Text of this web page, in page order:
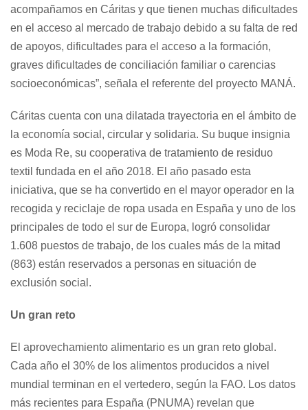
acompañamos en Cáritas y que tienen muchas dificultades
en el acceso al mercado de trabajo debido a su falta de red
de apoyos, dificultades para el acceso a la formación,
graves dificultades de conciliación familiar o carencias
socioeconómicas”, señala el referente del proyecto MANÁ.
Cáritas cuenta con una dilatada trayectoria en el ámbito de
la economía social, circular y solidaria. Su buque insignia
es Moda Re, su cooperativa de tratamiento de residuo
textil fundada en el año 2018. El año pasado esta
iniciativa, que se ha convertido en el mayor operador en la
recogida y reciclaje de ropa usada en España y uno de los
principales de todo el sur de Europa, logró consolidar
1.608 puestos de trabajo, de los cuales más de la mitad
(863) están reservados a personas en situación de
exclusión social.
Un gran reto
El aprovechamiento alimentario es un gran reto global.
Cada año el 30% de los alimentos producidos a nivel
mundial terminan en el vertedero, según la FAO. Los datos
más recientes para España (PNUMA) revelan que